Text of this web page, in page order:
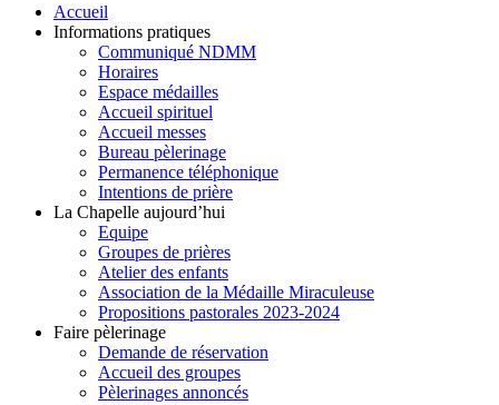
Accueil
Informations pratiques
Communiqué NDMM
Horaires
Espace médailles
Accueil spirituel
Accueil messes
Bureau pèlerinage
Permanence téléphonique
Intentions de prière
La Chapelle aujourd’hui
Equipe
Groupes de prières
Atelier des enfants
Association de la Médaille Miraculeuse
Propositions pastorales 2023-2024
Faire pèlerinage
Demande de réservation
Accueil des groupes
Pèlerinages annoncés